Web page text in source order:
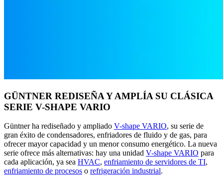
GÜNTNER REDISEÑA Y AMPLÍA SU CLÁSICA
SERIE V-SHAPE VARIO
Güntner ha rediseñado y ampliado V-shape VARIO, su serie de
gran éxito de condensadores, enfriadores de fluido y de gas, para
ofrecer mayor capacidad y un menor consumo energético. La nueva
serie ofrece más alternativas: hay una unidad V-shape VARIO para
cada aplicación, ya sea HVAC, enfriamiento de servidores de TI,
enfriamiento de procesos o refrigeración industrial.